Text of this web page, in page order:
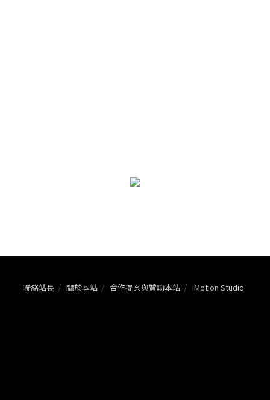
聯絡站長 關於本站 合作提案與贊助本站 iMotion Studio